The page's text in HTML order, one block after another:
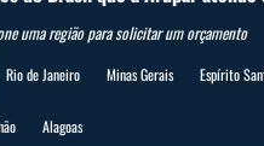
uma região para solicitar um orçamento
Rio de Janeiro Minas Gerais Espírito
Alagoas